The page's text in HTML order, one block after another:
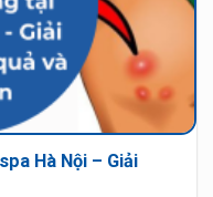
Hà Nội – Giải